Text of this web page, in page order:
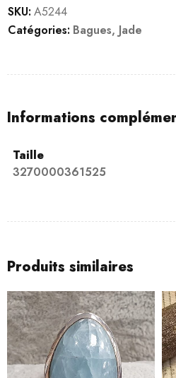
SKU: A5244
Catégories: Bagues, Jade
Informations
Taille
3270000361525
Produits similaires